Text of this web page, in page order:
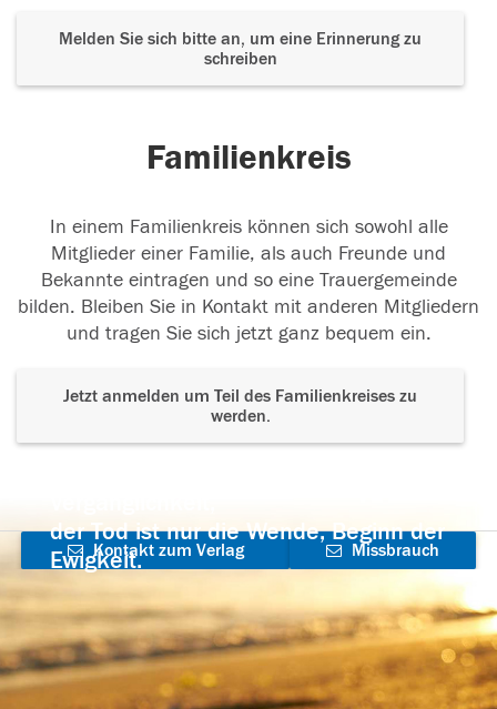
Melden Sie sich bitte an, um eine Erinnerung zu
schreiben
Familienkreis
In einem Familienkreis können sich sowohl alle
Mitglieder einer Familie, als auch Freunde und
Bekannte eintragen und so eine Trauergemeinde
bilden. Bleiben Sie in Kontakt mit anderen Mitgliedern
und tragen Sie sich jetzt ganz bequem ein.
Jetzt anmelden um Teil des Familienkreises zu
werden.
der Tod ist nur die Wende, Beginn der
Ewigkeit.
Kontakt zum Verlag
aufnehmen
Missbrauch